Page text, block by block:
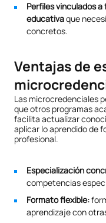
Perfiles vinculados
educativaque
concretos.
Ventajas de
Las microcredenciales
que otros programas
facilita actualizar
aplicar lo aprendido de
profesional.
Especialización
competencias
Formato flexible:
aprendizaje con